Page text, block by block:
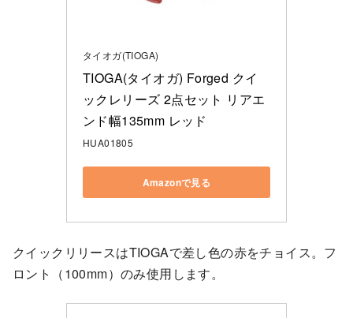
タイオガ(TIOGA)
TIOGA(タイオガ) Forged クイ
ックレリーズ 2点セット リアエ
ンド幅135mm レッド
HUA01805
Amazonで見る
クイックリリースはTIOGAで差し色の赤をチョイス。フ
ロント（100mm）のみ使用します。